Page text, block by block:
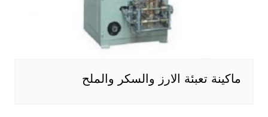
ماكينة تعبئة الارز والسكر والملح